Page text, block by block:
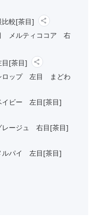
較[茶目]
メルティココア 右
[茶目]
ロップ 左目 まどわ
イビー 左目[茶目]
ージュ 右目[茶目]
ルパイ 左目[茶目]